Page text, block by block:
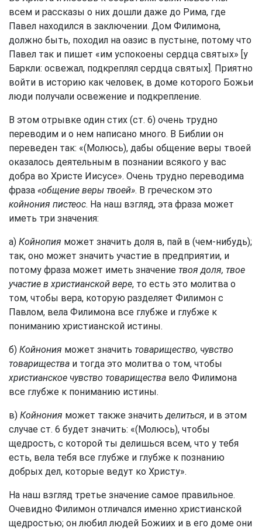
всем и рассказы о них дошли даже до Рима, где
Павел находился в заключении. Дом Филимона,
должно быть, походил на оазис в пустыне, потому что
Павел так и пишет «им успокоены сердца святых» [у
Баркли: освежал, подкреплял сердца святых]. Приятно
войти в историю как человек, в доме которого Божьи
люди получали освежение и подкрепление.
В этом отрывке один стих (ст. 6) очень трудно
переводим и о нем написано много. В Библии он
переведен так: «(Молюсь), дабы общение веры твоей
оказалось деятельным в познании всякого у вас
добра во Христе Иисусе». Очень трудно переводима
фраза «общение веры твоей». В греческом это
койнония пистеос. На наш взгляд, эта фраза может
иметь три значения:
а) Койнопия может значить доля в, пай в (чем-нибудь);
так, оно может значить участие в предприятии, и
потому фраза может иметь значение твоя доля, твое
участие в христианской вере, то есть это молитва о
том, чтобы вера, которую разделяет Филимон с
Павлом, вела Филимона все глубже и глубже к
пониманию христианской истины.
б) Койнония может значить товарищество, чувство
товарищества и тогда это молитва о том, чтобы
христианское чувство товарищества вело Филимона
все глубже к пониманию истины.
в) Койнония может также значитьделиться, и в этом
случае ст. 6 будет значить: «(Молюсь), чтобы
щедрость, с которой ты делишься всем, что у тебя
есть, вела тебя все глубже и глубже к познанию
добрых дел, которые ведут ко Христу».
На наш взгляд третье значение самое правильное.
Очевидно Филимон отличался именно христианской
щедростью; он любил людей Божиих и в его доме они